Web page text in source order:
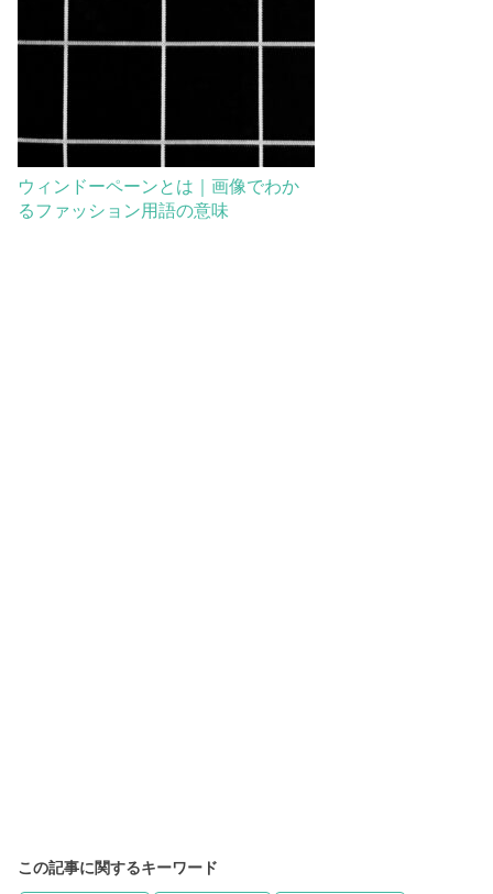
ウィンドーペーンとは｜画像でわか
るファッション用語の意味
この記事に関するキーワード